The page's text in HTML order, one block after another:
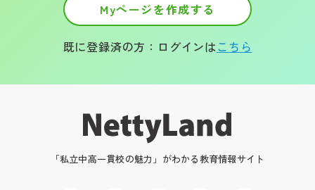
Myページを作成する
既に登録済の方：ログインはこちら
「私立中高一貫校の魅力」がわかる教育情報サイト